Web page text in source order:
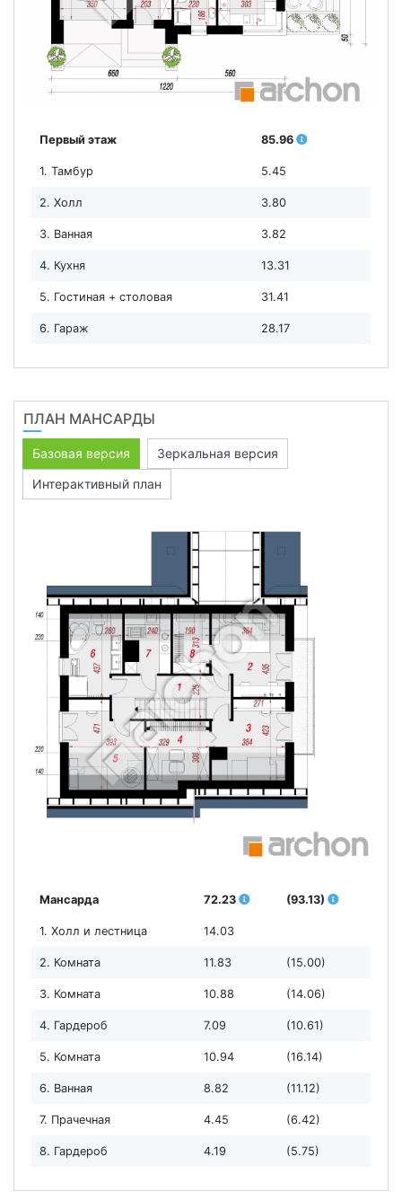
Первый этаж 85.96
1. Тамбур 5.45
2. Холл 3.80
3. Ванная 3.82
4. Кухня 13.31
5. Гостиная + столовая 31.41
6. Гараж 28.17
ПЛАН МАНСАРДЫ
Базовая версия
Зеркальная версия
Интерактивный план
Мансарда 72.23 (93.13)
1. Холл и лестница 14.03
2. Комната 11.83 (15.00)
3. Комната 10.88 (14.06)
4. Гардероб 7.09 (10.61)
5. Комната 10.94 (16.14)
6. Ванная 8.82 (11.12)
7. Прачечная 4.45 (6.42)
8. Гардероб 4.19 (5.75)